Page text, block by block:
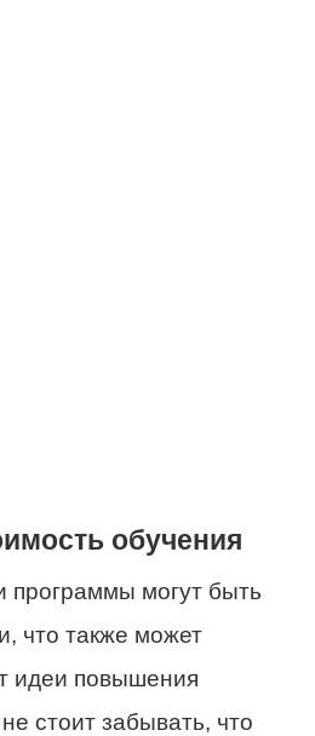
обучения
программы могут быть
что также может
идеи повышения
стоит забывать, что